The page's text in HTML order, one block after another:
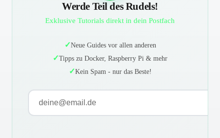
Werde Teil des Rudels!
Exklusive Tutorials direkt in dein Postfach
Neue Guides vor allen anderen
Tipps zu Docker, Raspberry Pi & mehr
Kein Spam - nur das Beste!
E-Mail-Adresse